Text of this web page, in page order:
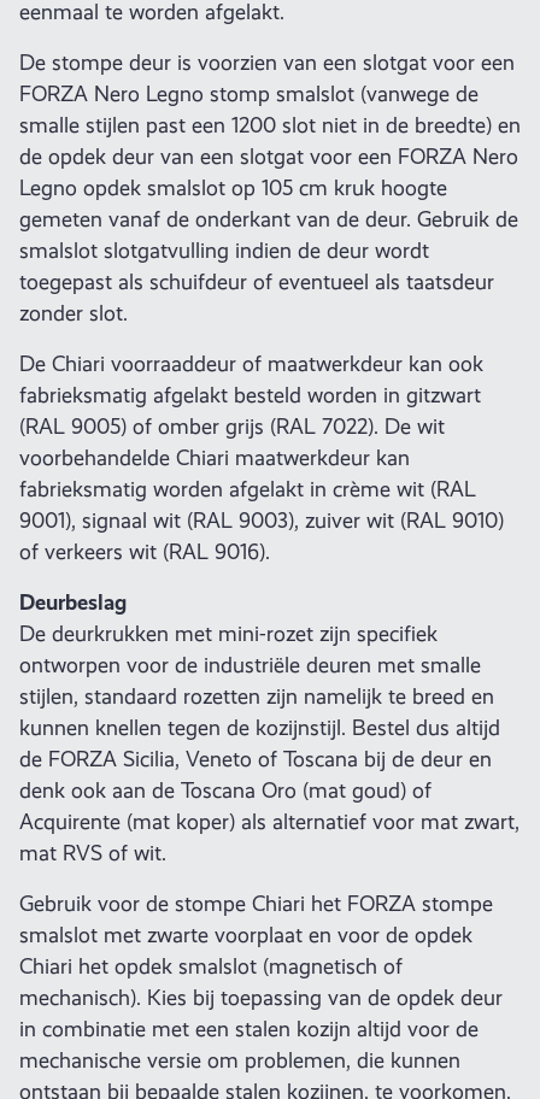
eenmaal te worden afgelakt.
De stompe deur is voorzien van een slotgat voor een
FORZA Nero Legno stomp smalslot (vanwege de
smalle stijlen past een 1200 slot niet in de breedte) en
de opdek deur van een slotgat voor een FORZA Nero
Legno opdek smalslot op 105 cm kruk hoogte
gemeten vanaf de onderkant van de deur. Gebruik de
smalslot slotgatvulling indien de deur wordt
toegepast als schuifdeur of eventueel als taatsdeur
zonder slot.
De Chiari voorraaddeur of maatwerkdeur kan ook
fabrieksmatig afgelakt besteld worden in gitzwart
(RAL 9005) of omber grijs (RAL 7022). De wit
voorbehandelde Chiari maatwerkdeur kan
fabrieksmatig worden afgelakt in crème wit (RAL
9001), signaal wit (RAL 9003), zuiver wit (RAL 9010)
of verkeers wit (RAL 9016).
Deurbeslag
De deurkrukken met mini-rozet zijn specifiek
ontworpen voor de industriële deuren met smalle
stijlen, standaard rozetten zijn namelijk te breed en
kunnen knellen tegen de kozijnstijl. Bestel dus altijd
de FORZA Sicilia, Veneto of Toscana bij de deur en
denk ook aan de Toscana Oro (mat goud) of
Acquirente (mat koper) als alternatief voor mat zwart,
mat RVS of wit.
Gebruik voor de stompe Chiari het FORZA stompe
smalslot met zwarte voorplaat en voor de opdek
Chiari het opdek smalslot (magnetisch of
mechanisch). Kies bij toepassing van de opdek deur
in combinatie met een stalen kozijn altijd voor de
mechanische versie om problemen, die kunnen
ontstaan bij bepaalde stalen kozijnen, te voorkomen.